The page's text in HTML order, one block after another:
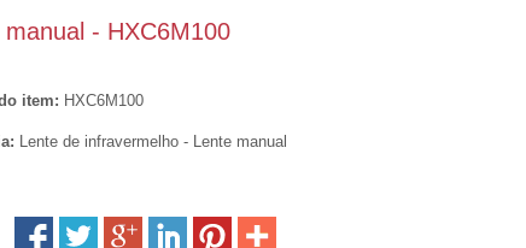
manual - HXC6M100
item: HXC6M100
Lente de infravermelho - Lente manual